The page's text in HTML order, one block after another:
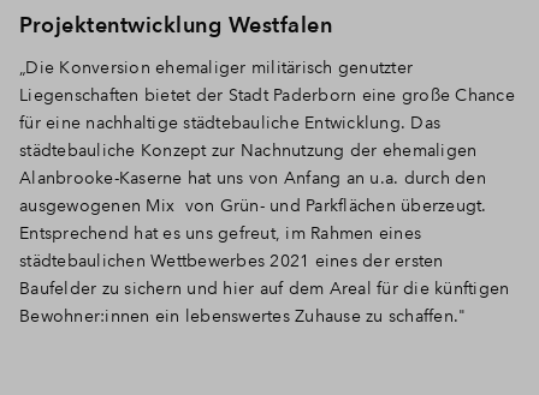
Projektentwicklung Westfalen
„Die Konversion ehemaliger militärisch genutzter
Liegenschaften bietet der Stadt Paderborn eine große Chance
für eine nachhaltige städtebauliche Entwicklung. Das
städtebauliche Konzept zur Nachnutzung der ehemaligen
Alanbrooke-Kaserne hat uns von Anfang an u.a. durch den
ausgewogenen Mix von Grün- und Parkflächen überzeugt.
Entsprechend hat es uns gefreut, im Rahmen eines
städtebaulichen Wettbewerbes 2021 eines der ersten
Baufelder zu sichern und hier auf dem Areal für die künftigen
Bewohner:innen ein lebenswertes Zuhause zu schaffen."